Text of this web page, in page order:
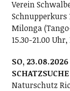
Verein
Schnupperkurs
Milonga
15.30-21.00
SO, 23.08.2026
Naturschutz